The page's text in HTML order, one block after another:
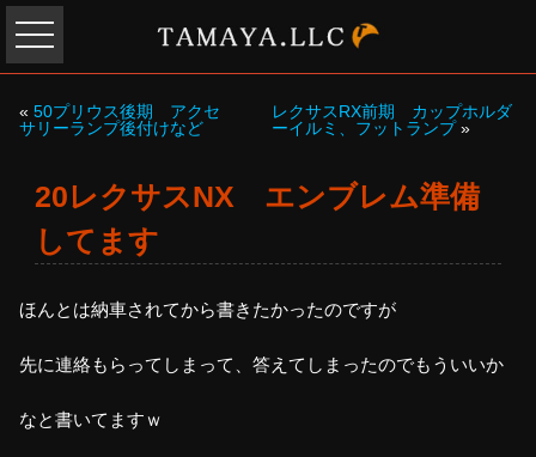
« 50プリウス後期 アクセ
サリーランプ後付けなど
レクサスRX前期 カップホルダ
ーイルミ、フットランプ»
20レクサスNX エンブレム準備
してます
ほんとは納車されてから書きたかったのですが
先に連絡もらってしまって、答えてしまったのでもういいか
なと書いてますｗ